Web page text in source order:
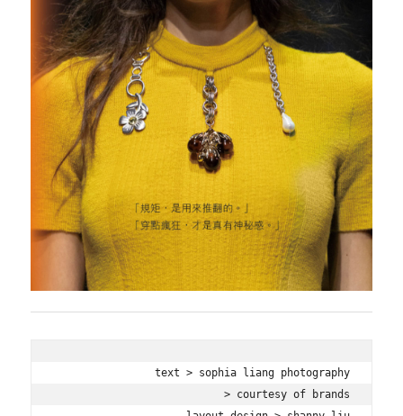
text > sophia liang photography
> courtesy of brands